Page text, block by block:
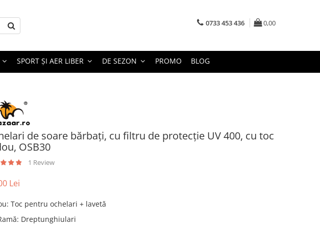
0733 453 436 0,00
SPORT ȘI AER LIBER DE SEZON PROMO BLOG
de soare bărbați, cu filtru de protecție UV 400, cu toc
OSB30
1 Review
Lei
: Toc pentru ochelari + lavetă
: Dreptunghiulari